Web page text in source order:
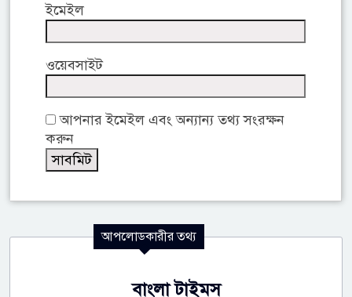
ইমেইল
ওয়েবসাইট
আপনার ইমেইল এবং অন্যান্য তথ্য সংরক্ষন
করুন
আপলোডকারীর তথ্য
বাংলা টাইমস